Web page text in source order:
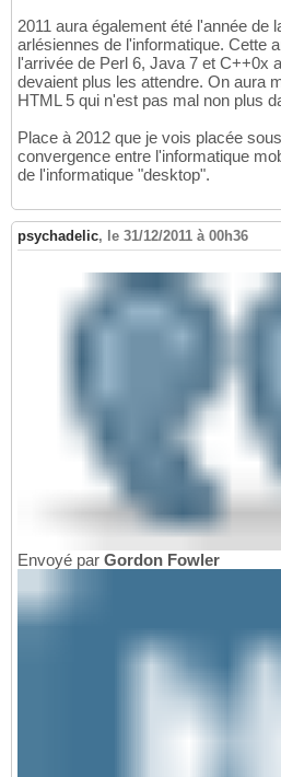
2011 aura également été l'année de
arlésiennes de l'informatique. Cette
l'arrivée de Perl 6, Java 7 et C++0x
devaient plus les attendre. On aura
HTML 5 qui n'est pas mal non plus
Place à 2012 que je vois placée
convergence entre l'informatique
de l'informatique "desktop".
psychadelic, le 31/12/2011 à 00h36
Envoyé par Gordon Fowler